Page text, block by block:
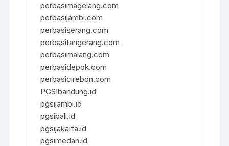
perbasimagelang.com
perbasijambi.com
perbasiserang.com
perbasitangerang.com
perbasimalang.com
perbasidepok.com
perbasicirebon.com
PGSIbandung.id
pgsijambi.id
pgsibali.id
pgsijakarta.id
pgsimedan.id